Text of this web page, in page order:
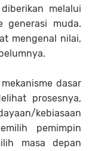
melalui
generasi muda.
mengenal nilai,
dasar
prosesnya,
kebiasaan
pemimpin
masa depan